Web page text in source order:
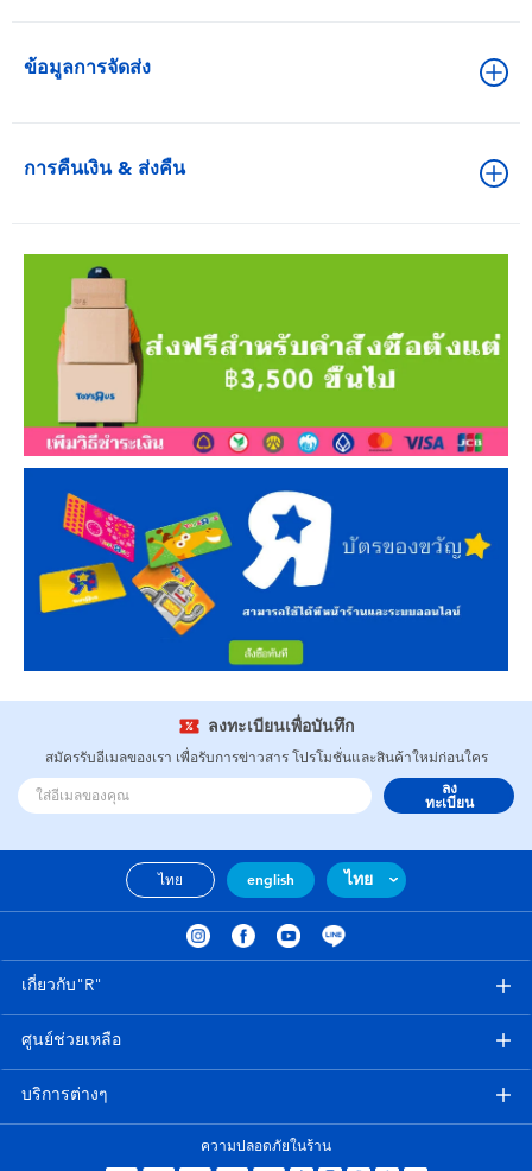
ข้อมูลการจัดส่ง
การคืนเงิน & ส่งคืน
ลงทะเบียนเพื่อบันทึก
สมัครรับอีเมลของเรา เพื่อรับการข่าวสาร โปรโมชั่นและสินค้าใหม่ก่อนใคร
ลง
ทะเบียน
ไทย english ไทย
เกี่ยวกับ"R"
ศูนย์ช่วยเหลือ
บริการต่างๆ
ความปลอดภัยในร้าน